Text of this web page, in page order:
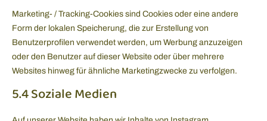
Marketing- / Tracking-Cookies sind Cookies oder eine andere
Form der lokalen Speicherung, die zur Erstellung von
Benutzerprofilen verwendet werden, um Werbung anzuzeigen
oder den Benutzer auf dieser Website oder über mehrere
Websites hinweg für ähnliche Marketingzwecke zu verfolgen.
5.4 Soziale Medien